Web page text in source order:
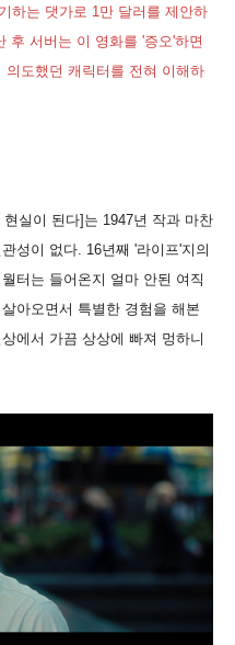
하는 댓가로 1만 달러를 제안하
후 서버는 이 영화를 '증오'하면
도했던 캐릭터를 전혀 이해하
실이 된다]는 1947년 작과 마찬
성이 없다. 16년째 '라이프'지의
터는 들어온지 얼마 안된 여직
아오면서 특별한 경험을 해본
에서 가끔 상상에 빠져 멍하니